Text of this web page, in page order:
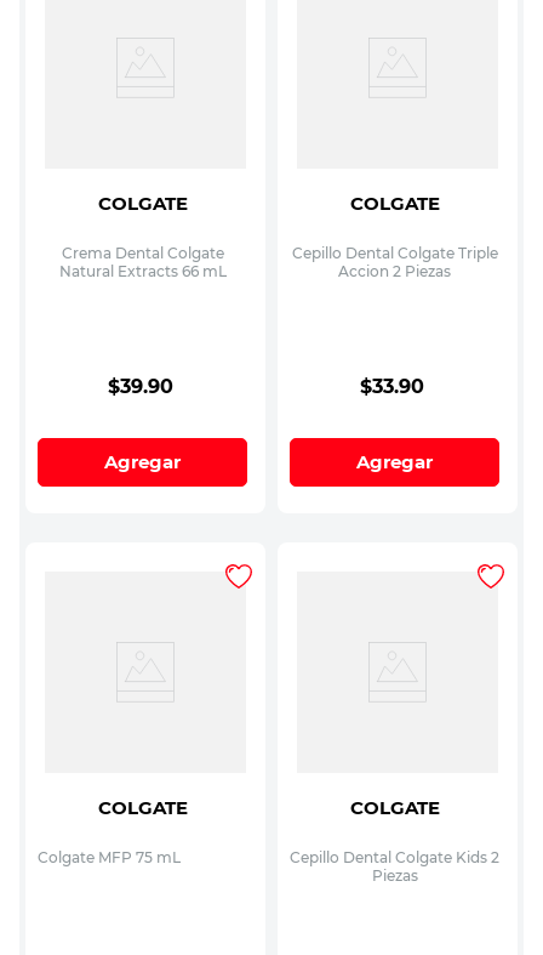
COLGATE
Crema Dental Colgate
Natural Extracts 66 mL
$39.90
Agregar
COLGATE
Cepillo Dental Colgate Triple
Accion 2 Piezas
$33.90
Agregar
COLGATE
Colgate MFP 75 mL
COLGATE
Cepillo Dental Colgate Kids 2
Piezas